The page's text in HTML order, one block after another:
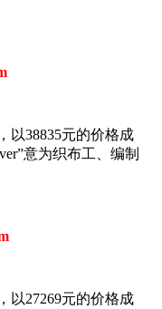
以38835元的价格成
意为织布工、编制
以27269元的价格成